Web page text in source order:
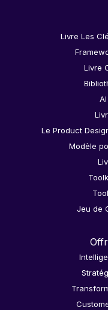
Livre Les
Livre
Le Product
Modèle
Jeu de